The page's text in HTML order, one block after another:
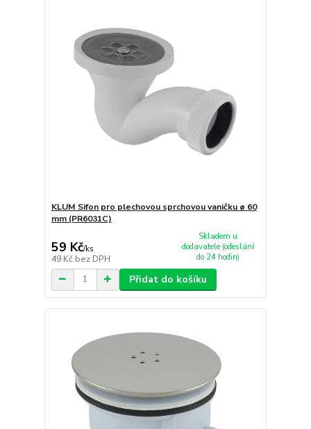
KLUM Sifon pro plechovou sprchovou vaničku ø 60
mm (PR6031C)
59 Kč/ks
49 Kč bez DPH
Skladem u
dodavatele (odeslání
do 24 hodin)
Přidat do košíku